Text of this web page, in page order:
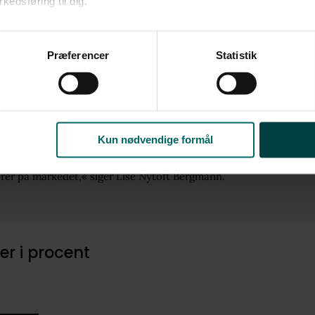
samtykke til alle formål. Du kan til enhver tid læse mere om
at følge linket til vores
. Oplysninger om
Præferencer Statistik
Kun nødvendige formål
i Nordea Kredit Lise Nytoft Bergmann kan det
var der stor efterspørgsel på boliger, hvilket også viste sig
prisnedslag på boliger. Efter pandemien løb boligmarkedet ind i
blandt andet på grund af stigende renter og inflation, og
efter at købe bolig. Nu ser det danske boligmarked altså
oven på nogle hæsblæsende år, og det skaber ro i maven hos
Det danske boligmarked vil altid opleve op- og nedture, men det
til et forholdsvist stabilt niveau. Der er vi på vej hen nu, og
på markedet,« siger Lise Nytoft Bergmann.
i procent